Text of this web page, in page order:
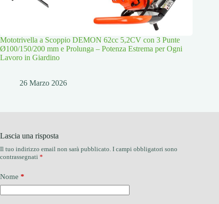
Mototrivella a Scoppio DEMON 62cc 5,2CV con 3 Punte
Ø100/150/200 mm e Prolunga – Potenza Estrema per Ogni
Lavoro in Giardino
26 Marzo 2026
Lascia una risposta
Il tuo indirizzo email non sarà pubblicato. I campi obbligatori sono
contrassegnati *
Nome *